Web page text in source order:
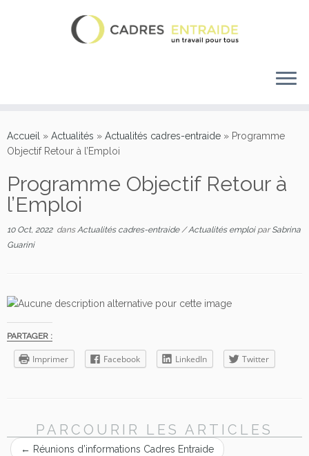
Accueil » Actualités » Actualités cadres-entraide » Programme
Objectif Retour à l’Emploi
Programme Objectif Retour à
l’Emploi
10 Oct, 2022dansActualités cadres-entraide/Actualités emploi parSabrina
Guarini
PARTAGER :
Imprimer Facebook LinkedIn Twitter
PARCOURIR LES ARTICLES
← Réunions d’informations Cadres Entraide